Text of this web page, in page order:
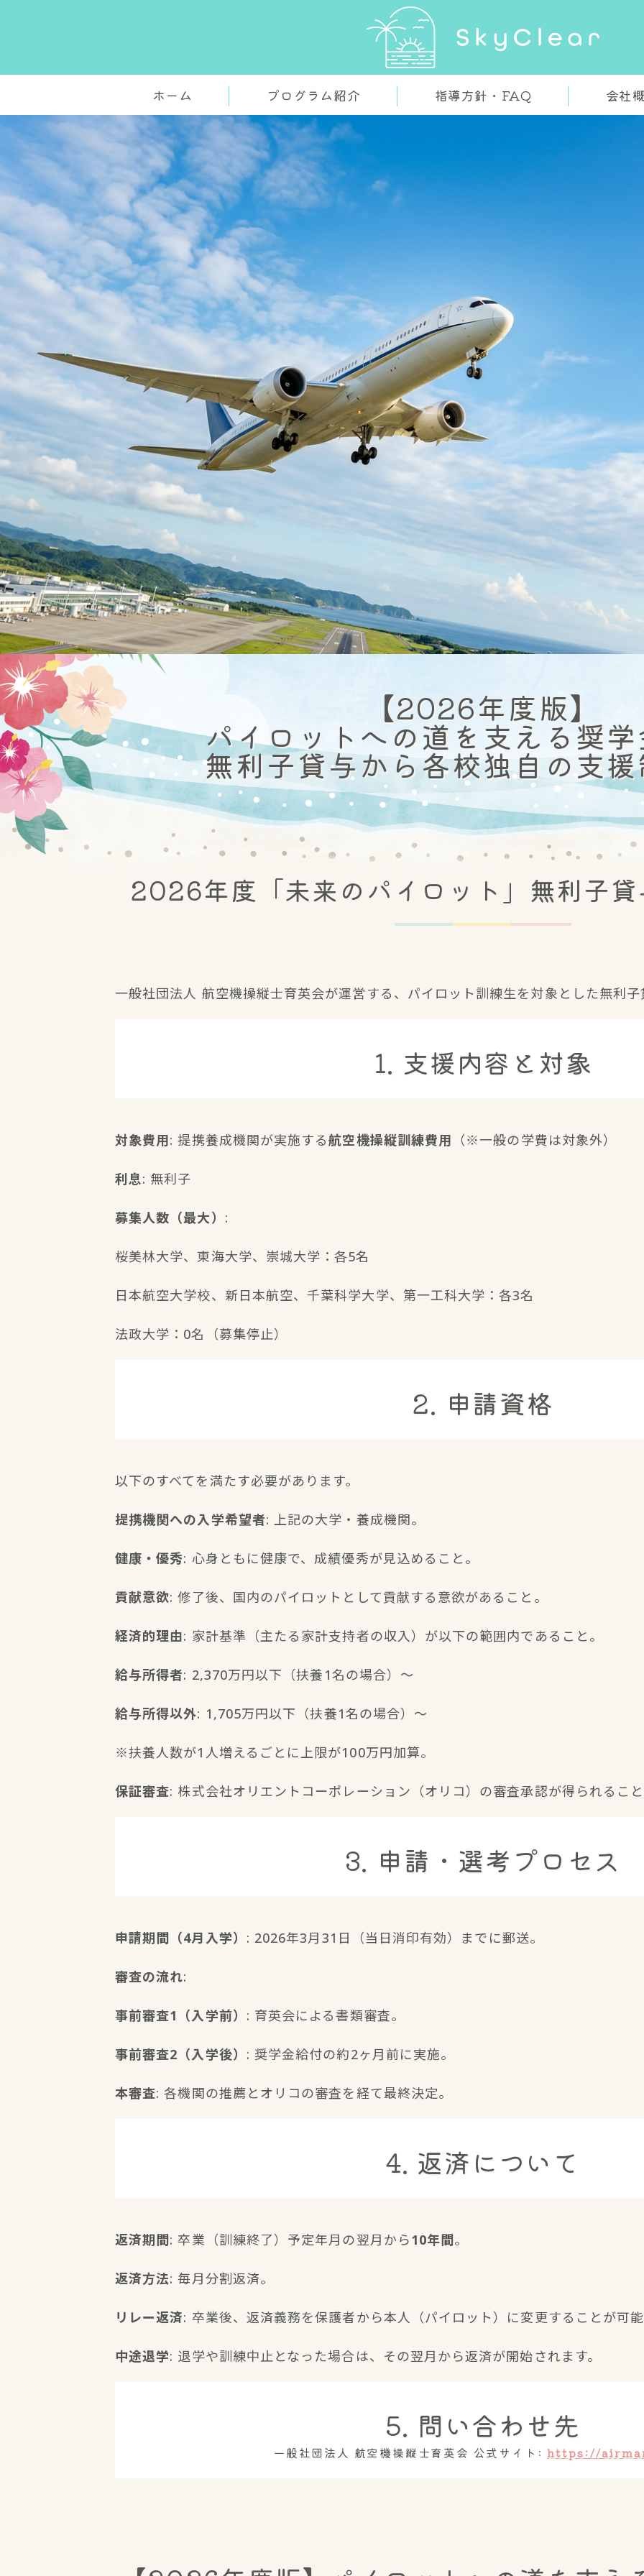
ホーム プログラム紹介 指導方針・FAQ 会社
【2026年度版】
パイロットへの道を支える奨
無利子貸与から各校独自の支
2026年度「未来のパイロット」無利子
一般社団法人 航空機操縦士育英会が運営する、パイロット訓練生を対象とした無利
1. 支援内容と対象
対象費用: 提携養成機関が実施する航空機操縦訓練費用 （※一般の学費は対象外）
利息: 無利子
募集人数（最大） :
桜美林大学、東海大学、崇城大学：各5名
日本航空大学校、新日本航空、千葉科学大学、第一工科大学：各3名
法政大学：0名（募集停止）
2. 申請資格
以下のすべてを満たす必要があります。
提携機関への入学希望者: 上記の大学・養成機関。
健康・優秀: 心身ともに健康で、成績優秀が見込めること。
貢献意欲: 修了後、国内のパイロットとして貢献する意欲があること。
経済的理由: 家計基準（主たる家計支持者の収入）が以下の範囲内であること。
給与所得者: 2,370万円以下（扶養1名の場合）〜
給与所得以外: 1,705万円以下（扶養1名の場合）〜
※扶養人数が1人増えるごとに上限が100万円加算。
保証審査: 株式会社オリエントコーポレーション（オリコ）の審査承認が得られるこ
3. 申請・選考プロセス
申請期間（4月入学） : 2026年3月31日（当日消印有効）までに郵送。
審査の流れ:
事前審査1（入学前） : 育英会による書類審査。
事前審査2（入学後） : 奨学金給付の約2ヶ月前に実施。
本審査: 各機関の推薦とオリコの審査を経て最終決定。
4. 返済について
返済期間: 卒業（訓練終了）予定年月の翌月から10年間。
返済方法: 毎月分割返済。
リレー返済: 卒業後、返済義務を保護者から本人（パイロット）に変更することが可
中途退学: 退学や訓練中止となった場合は、その翌月から返済が開始されます。
5. 問い合わせ先
一般社団法人 航空機操縦士育英会 公式サイト:https://